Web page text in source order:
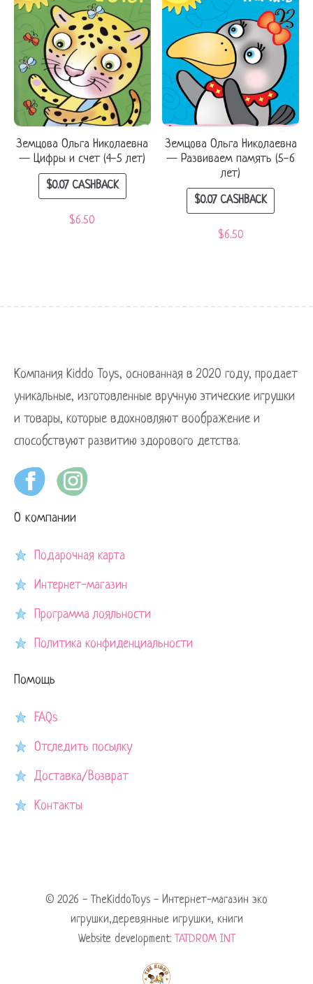
Земцова Ольга Николаевна
— Цифры и счет (4-5 лет)
$0.07CASHBACK
$6.50
Земцова Ольга Николаевна
— Развиваем память (5-6
лет)
$0.07CASHBACK
$6.50
Компания Kiddo Toys, основанная в 2020 году, продает
уникальные, изготовленные вручную этические игрушки
и товары, которые вдохновляют воображение и
способствуют развитию здорового детства.
О компании
Подарочная карта
Интернет-магазин
Программа лояльности
Политика конфиденциальности
Помощь
FAQs
Отследить посылку
Доставка/Возврат
Контакты
© 2026 - TheKiddoToys - Интернет-магазин эко
игрушки,деревянные игрушки, книги
Website development: TATDROM INT